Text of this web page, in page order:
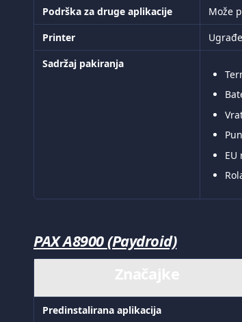
Podrška za druge aplikacije
Može
Printer
Sadržaj pakiranja
EU
PAX A8900 (Paydroid)
Predinstalirana aplikacija